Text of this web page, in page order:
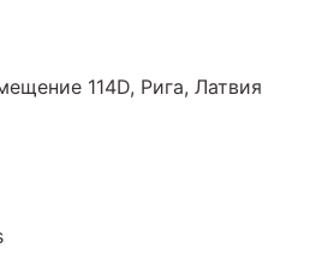
114D, Рига, Латвия